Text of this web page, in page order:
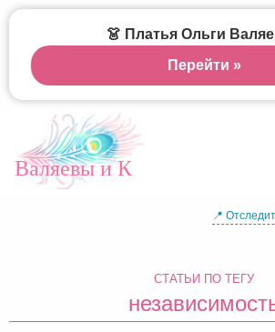
Валяевы и К
📍
СТАТЬИ ПО ТЕГУ
👗 Платья Ольги
Перейти »